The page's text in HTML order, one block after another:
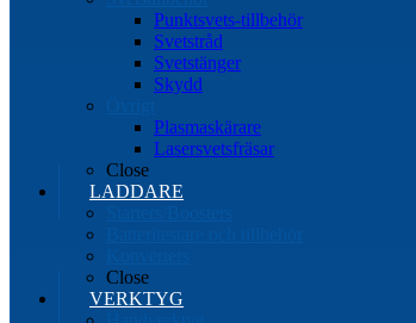
Punktsvets-tillbehör
Svetstråd
Svetstänger
Skydd
Plasmaskärare
Lasersvetsfräsar
Close
LADDARE
Close
VERKTYG